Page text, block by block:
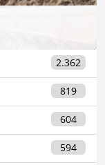
2.362
819
604
594